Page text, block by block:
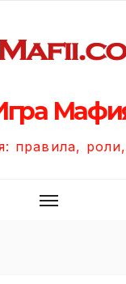
правила, роли,